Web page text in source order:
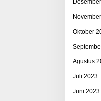
Oktober
Agustus
Juli 2023
Juni 2023